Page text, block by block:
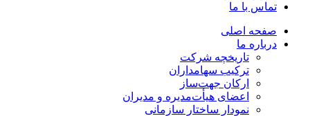
تماس با ما
صفحه اصلی
درباره ما
تاریخچه شرکت
ترکیب سهامداران
ارکان جهت‌ساز
اعضای هیأت‌مدیره و مدیران
نمودار ساختار سازمانی